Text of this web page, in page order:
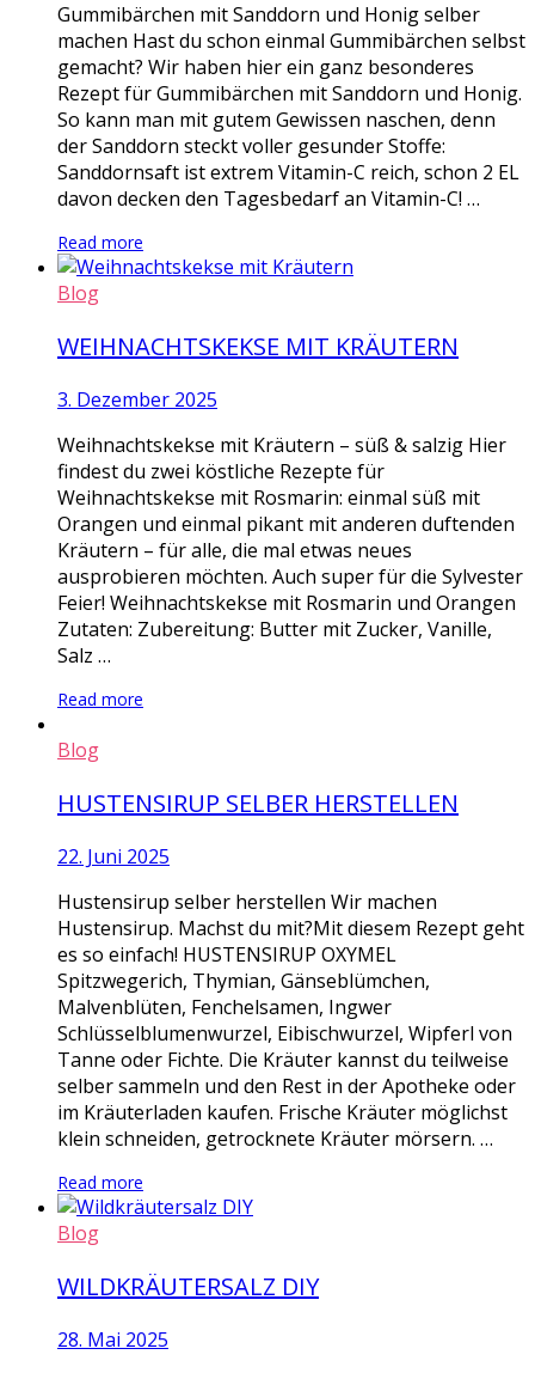
Gummibärchen mit Sanddorn und Honig selber
machen Hast du schon einmal Gummibärchen selbst
gemacht? Wir haben hier ein ganz besonderes
Rezept für Gummibärchen mit Sanddorn und Honig.
So kann man mit gutem Gewissen naschen, denn
der Sanddorn steckt voller gesunder Stoffe:
Sanddornsaft ist extrem Vitamin-C reich, schon 2 EL
davon decken den Tagesbedarf an Vitamin-C! …
Read more
Blog
WEIHNACHTSKEKSE MIT KRÄUTERN
3. Dezember 2025
Weihnachtskekse mit Kräutern – süß & salzig Hier
findest du zwei köstliche Rezepte für
Weihnachtskekse mit Rosmarin: einmal süß mit
Orangen und einmal pikant mit anderen duftenden
Kräutern – für alle, die mal etwas neues
ausprobieren möchten. Auch super für die Sylvester
Feier! Weihnachtskekse mit Rosmarin und Orangen
Zutaten: Zubereitung: Butter mit Zucker, Vanille,
Salz …
Read more
Blog
HUSTENSIRUP SELBER HERSTELLEN
22. Juni 2025
Hustensirup selber herstellen Wir machen
Hustensirup. Machst du mit?Mit diesem Rezept geht
es so einfach! HUSTENSIRUP OXYMEL
Spitzwegerich, Thymian, Gänseblümchen,
Malvenblüten, Fenchelsamen, Ingwer
Schlüsselblumenwurzel, Eibischwurzel, Wipferl von
Tanne oder Fichte. Die Kräuter kannst du teilweise
selber sammeln und den Rest in der Apotheke oder
im Kräuterladen kaufen. Frische Kräuter möglichst
klein schneiden, getrocknete Kräuter mörsern. …
Read more
Blog
WILDKRÄUTERSALZ DIY
28. Mai 2025